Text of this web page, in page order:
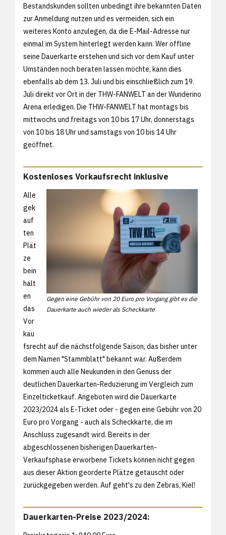
Bestandskunden sollten unbedingt ihre bekannten Daten
zur Anmeldung nutzen und es vermeiden, sich ein
weiteres Konto anzulegen, da die E-Mail-Adresse nur
einmal im System hinterlegt werden kann. Wer offline
seine Dauerkarte erstehen und sich vor dem Kauf unter
Umständen noch beraten lassen möchte, kann dies
ebenfalls ab dem 13. Juli und bis einschließlich zum 19.
Juli direkt vor Ort in der THW-FANWELT an der Wunderino
Arena erledigen. Die THW-FANWELT hat montags bis
mittwochs und freitags von 10 bis 17 Uhr, donnerstags
von 10 bis 18 Uhr und samstags von 10 bis 14 Uhr
geöffnet.
Kostenloses Vorkaufsrecht inklusive
Gegen eine Gebühr von 20 Euro pro Vorgang gibt es die
Dauerkarte auch wieder als Scheckkarte
Alle
gek
auf
ten
Plät
ze
bein
halt
en
das
Vor
kau
fsrecht auf die nächstfolgende Saison, das bisher unter
dem Namen "Stammblatt" bekannt war. Außerdem
kommen auch alle Neukunden in den Genuss der
deutlichen Dauerkarten-Reduzierung im Vergleich zum
Einzelticketkauf. Angeboten wird die Dauerkarte
2023/2024 als E-Ticket oder - gegen eine Gebühr von 20
Euro pro Vorgang - auch als Scheckkarte, die im
Anschluss zugesandt wird. Bereits in der
abgeschlossenen bisherigen Dauerkarten-
Verkaufsphase erworbene Tickets können nicht gegen
aus dieser Aktion georderte Plätze getauscht oder
zurückgegeben werden. Auf geht's zu den Zebras, Kiel!
Dauerkarten-Preise 2023/2024: